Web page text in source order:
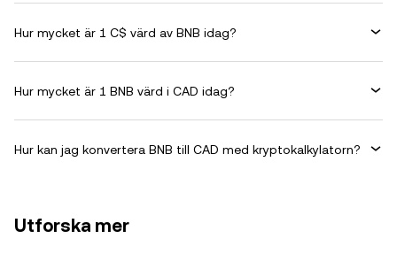
Hur mycket är 1 C$ värd av BNB idag?
Hur mycket är 1 BNB värd i CAD idag?
Hur kan jag konvertera BNB till CAD med kryptokalkylatorn?
Utforska mer